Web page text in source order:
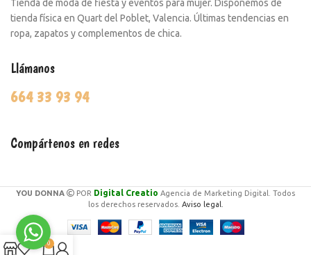
Tienda de moda de fiesta y eventos para mujer. Disponemos de
tienda física en Quart del Poblet, Valencia. Últimas tendencias en
ropa, zapatos y complementos de chica.
Llámanos
664 33 93 94
Compártenos en redes
YOU DONNA POR Digital Creatio Agencia de Marketing Digital. Todos
los derechos reservados. Aviso legal.
0